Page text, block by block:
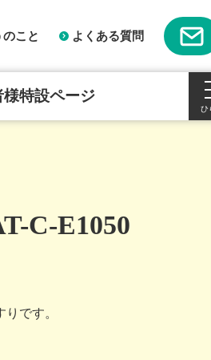
こと よくある質問
様特設ページ
C-E1050
です。